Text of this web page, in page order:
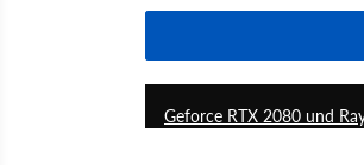
Geforce RTX 2080 und